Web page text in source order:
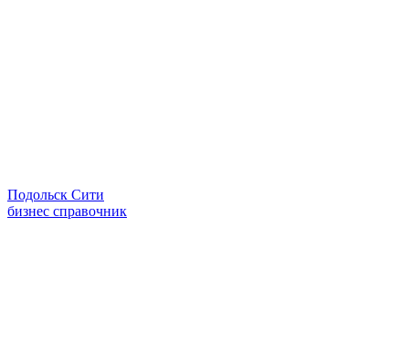
Подольск Сити
бизнес справочник